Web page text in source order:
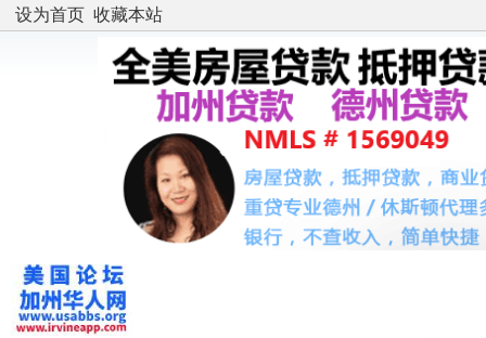
设为首页 收藏本站